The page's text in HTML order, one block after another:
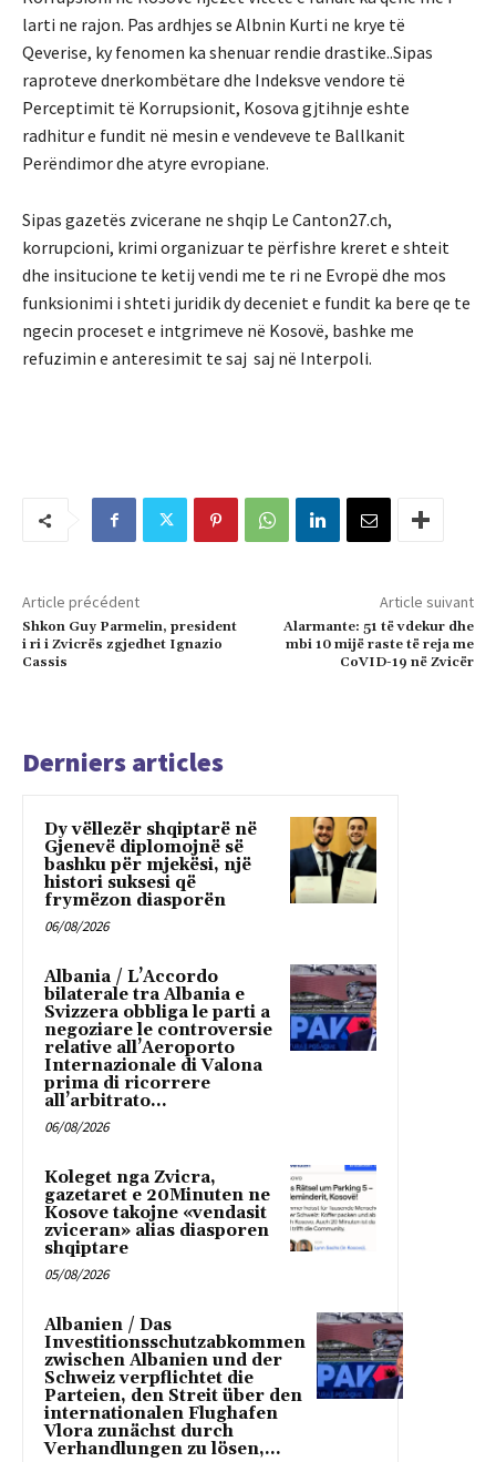
larti ne rajon. Pas ardhjes se Albnin Kurti ne krye të
Qeverise, ky fenomen ka shenuar rendie drastike..Sipas
raproteve dnerkombëtare dhe Indeksve vendore të
Perceptimit të Korrupsionit, Kosova gjtihnje eshte
radhitur e fundit në mesin e vendeveve te Ballkanit
Perëndimor dhe atyre evropiane.
Sipas gazetës zvicerane ne shqip Le Canton27.ch,
korrupcioni, krimi organizuar te përfishre kreret e shteit
dhe insitucione te ketij vendi me te ri ne Evropë dhe mos
funksionimi i shteti juridik dy deceniet e fundit ka bere qe te
ngecin proceset e intgrimeve në Kosovë, bashke me
refuzimin e anteresimit te saj saj në Interpoli.
Article précédent
Shkon Guy Parmelin, president
i ri i Zvicrës zgjedhet Ignazio
Cassis
Article suivant
Alarmante: 51 të vdekur dhe
mbi 10 mijë raste të reja me
CoVID-19 në Zvicër
Derniers articles
Dy vëllezër shqiptarë në
Gjenevë diplomojnë së
bashku për mjekësi, një
histori suksesi që
frymëzon diasporën
06/08/2026
Albania / L’Accordo
bilaterale tra Albania e
Svizzera obbliga le parti a
negoziare le controversie
relative all’Aeroporto
Internazionale di Valona
prima di ricorrere
all’arbitrato...
06/08/2026
Koleget nga Zvicra,
gazetaret e 20Minuten ne
Kosove takojne «vendasit
zviceran» alias diasporen
shqiptare
05/08/2026
Albanien / Das
Investitionsschutzabkommen
zwischen Albanien und der
Schweiz verpflichtet die
Parteien, den Streit über den
internationalen Flughafen
Vlora zunächst durch
Verhandlungen zu lösen,...